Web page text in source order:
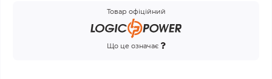
Товар офіційний
Що це означає